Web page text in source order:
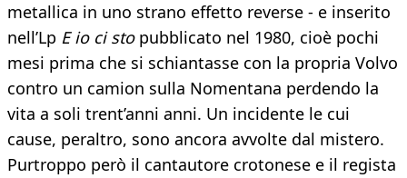
metallica in uno strano effetto reverse - e inserito
nell’Lp E io ci stopubblicato nel 1980, cioè pochi
mesi prima che si schiantasse con la propria Volvo
contro un camion sulla Nomentana perdendo la
vita a soli trent’anni anni. Un incidente le cui
cause, peraltro, sono ancora avvolte dal mistero.
Purtroppo però il cantautore crotonese e il regista